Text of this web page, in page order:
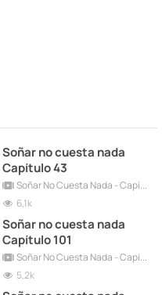
Soñar no cuesta nada
Capítulo 43
Soñar No Cuesta Nada - Capítulos Completos
6,1k
Soñar no cuesta nada
Capítulo 101
Soñar No Cuesta Nada - Capítulos Completos
5,2k